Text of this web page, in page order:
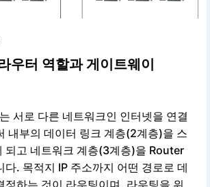
우터 역할과 게이트웨이
서로 다른 네트워크인 인터넷을 연결
내부의 데이터 링크 계층(2계층)을 스
되고 네트워크 계층(3계층)을 Router
다. 목적지 IP 주소까지 어떤 경로로 데
정하는 것이 라우팅이며, 라우팅을 위